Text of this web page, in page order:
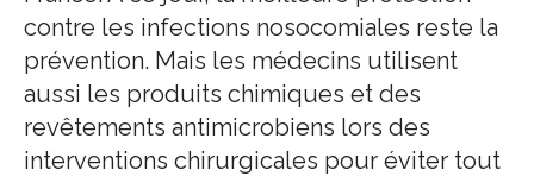
contre les infections nosocomiales reste la
prévention. Mais les médecins utilisent
aussi les produits chimiques et des
revêtements antimicrobiens lors des
interventions chirurgicales pour éviter tout